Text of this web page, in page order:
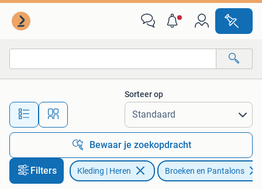
Alle afstanden…
Sorteer op
Bewaar je zoekopdracht
Filters Kleding | Heren Broeken en Pantalons